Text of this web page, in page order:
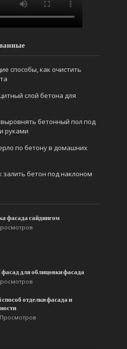
способы, как очистить
слой бетона для
бетонный пол под
руками
по бетону в домашних
залить бетон под наклоном
фасада сайдингом
для облицовки фасада
отделки фасада и